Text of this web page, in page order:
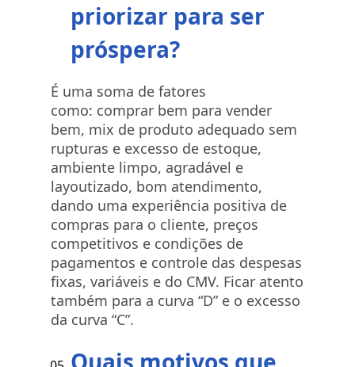
priorizar para ser
próspera?
É uma soma de fatores
como: comprar bem para vender
bem, mix de produto adequado sem
rupturas e excesso de estoque,
ambiente limpo, agradável e
layoutizado, bom atendimento,
dando uma experiência positiva de
compras para o cliente, preços
competitivos e condições de
pagamentos e controle das despesas
fixas, variáveis e do CMV. Ficar atento
também para a curva “D” e o excesso
da curva “C”.